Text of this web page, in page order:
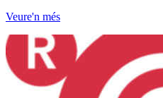
Veure'n més